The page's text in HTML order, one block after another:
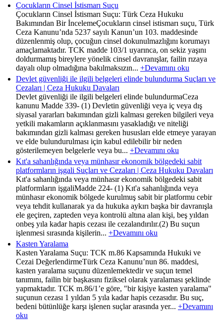
Çocukların Cinsel İstismarı Suçu
Çocukların Cinsel İstismarı Suçu: Türk Ceza Hukuku
Bakımından Bir İncelemeÇocukların cinsel istismarı suçu, Türk
Ceza Kanunu’nda 5237 sayılı Kanun’un 103. maddesinde
düzenlenmiş olup, çocuğun cinsel dokunulmazlığını korumayı
amaçlamaktadır. TCK madde 103/1 uyarınca, on sekiz yaşını
doldurmamış bireylere yönelik cinsel davranışlar, failin rızaya
dayalı olup olmadığına bakılmaksızın... +Devamını oku
Devlet güvenliği ile ilgili belgeleri elinde bulundurma Suçları ve
Cezaları | Ceza Hukuku Davaları
Devlet güvenliği ile ilgili belgeleri elinde bulundurmaCeza
kanunu Madde 339- (1) Devletin güvenliği veya iç veya dış
siyasal yararları bakımından gizli kalması gereken bilgileri veya
yetkili makamların açıklanmasını yasakladığı ve niteliği
bakımından gizli kalması gereken hususları elde etmeye yarayan
ve elde bulundurulması için kabul edilebilir bir neden
gösterilemeyen belgelerle veya bu... +Devamını oku
Kıt'a sahanlığında veya münhasır ekonomik bölgedeki sabit
platformların işgali Suçları ve Cezaları | Ceza Hukuku Davaları
Kıt'a sahanlığında veya münhasır ekonomik bölgedeki sabit
platformların işgaliMadde 224- (1) Kıt'a sahanlığında veya
münhasır ekonomik bölgede kurulmuş sabit bir platformu cebir
veya tehdit kullanarak ya da hukuka aykırı başka bir davranışla
ele geçiren, zapteden veya kontrolü altına alan kişi, beş yıldan
onbeş yıla kadar hapis cezası ile cezalandırılır.(2) Bu suçun
işlenmesi sırasında kişilerin... +Devamını oku
Kasten Yaralama
Kasten Yaralama Suçu: TCK m.86 Kapsamında Hukuki ve
Cezai DeğerlendirmeTürk Ceza Kanunu’nun 86. maddesi,
kasten yaralama suçunu düzenlemektedir ve suçun temel
tanımını, failin bir başkasını fiziksel olarak yaralaması şeklinde
yapmaktadır. TCK m.86/1’e göre, "bir kişiye kasten yaralama"
suçunun cezası 1 yıldan 5 yıla kadar hapis cezasıdır. Bu suç,
bedeni bütünlüğe karşı işlenen suçlar arasında yer... +Devamını
oku